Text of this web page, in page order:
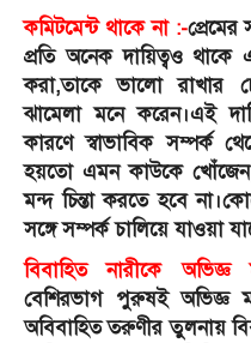
কমিটমেন্ট থাকে না :-প্রেমের
প্রতি অনেক দায়িত্বও থাকে
করা,তাকে ভালো রাখার
ঝামেলা মনে করেন।এই
কারণে স্বাভাবিক সম্পর্ক
হয়তো এমন কাউকে
মন্দ চিন্তা করতে হবে
সঙ্গে সম্পর্ক চালিয়ে যাওয়া
বিবাহিত নারীকে
বেশিরভাগ পুরুষই
অবিবাহিত তরুণীর তুলনায়